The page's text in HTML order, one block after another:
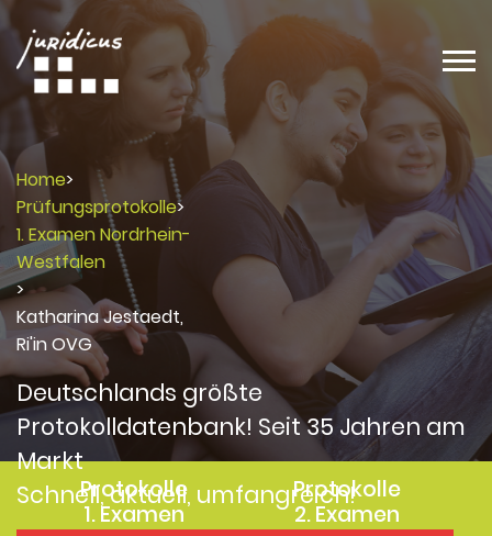
Home>
Prüfungsprotokolle>
1. Examen Nordrhein-
Westfalen
>
Katharina Jestaedt,
Ri'in OVG
Deutschlands größte
Protokolldatenbank! Seit 35 Jahren am
Markt
Schnell, aktuell, umfangreich!
Protokolle
1. Examen
Protokolle
2. Examen